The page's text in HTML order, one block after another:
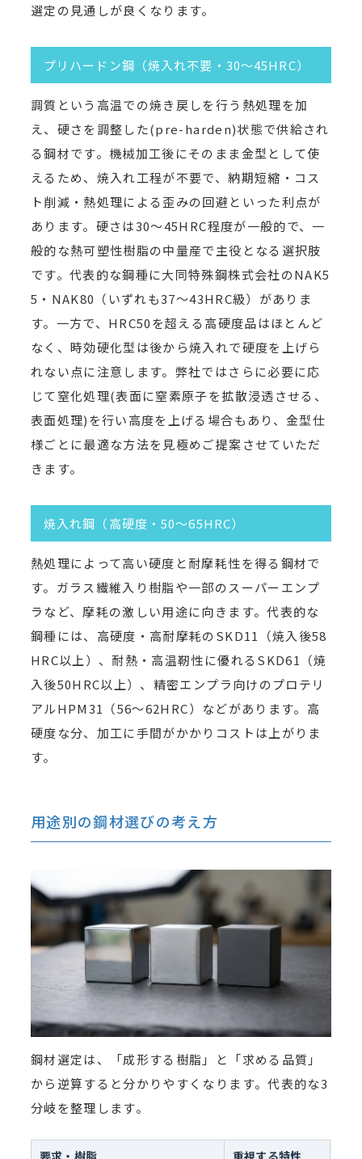
選定の見通しが良くなります。
プリハードン鋼（焼入れ不要・30〜45HRC）
調質という高温での焼き戻しを行う熱処理を加
え、硬さを調整した(pre-harden)状態で供給され
る鋼材です。機械加工後にそのまま金型として使
えるため、焼入れ工程が不要で、納期短縮・コス
ト削減・熱処理による歪みの回避といった利点が
あります。硬さは30〜45HRC程度が一般的で、一
般的な熱可塑性樹脂の中量産で主役となる選択肢
です。代表的な鋼種に大同特殊鋼株式会社のNAK5
5・NAK80（いずれも37〜43HRC級）がありま
す。一方で、HRC50を超える高硬度品はほとんど
なく、時効硬化型は後から焼入れで硬度を上げら
れない点に注意します。弊社ではさらに必要に応
じて窒化処理(表面に窒素原子を拡散浸透させる、
表面処理)を行い高度を上げる場合もあり、金型仕
様ごとに最適な方法を見極めご提案させていただ
きます。
焼入れ鋼（高硬度・50〜65HRC）
熱処理によって高い硬度と耐摩耗性を得る鋼材で
す。ガラス繊維入り樹脂や一部のスーパーエンプ
ラなど、摩耗の激しい用途に向きます。代表的な
鋼種には、高硬度・高耐摩耗のSKD11（焼入後58
HRC以上）、耐熱・高温靭性に優れるSKD61（焼
入後50HRC以上）、精密エンプラ向けのプロテリ
アルHPM31（56〜62HRC）などがあります。高
硬度な分、加工に手間がかかりコストは上がりま
す。
用途別の鋼材選びの考え方
鋼材選定は、「成形する樹脂」と「求める品質」
から逆算すると分かりやすくなります。代表的な3
分岐を整理します。
要求・樹脂 重視する特性